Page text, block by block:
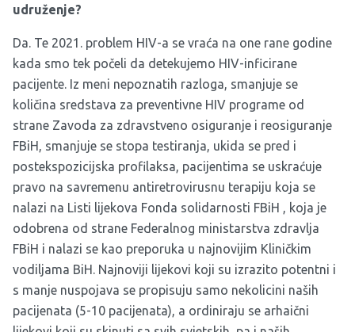
udruženje?
Da. Te 2021. problem HIV-a se vraća na one rane godine
kada smo tek počeli da detekujemo HIV-inficirane
pacijente. Iz meni nepoznatih razloga, smanjuje se
količina sredstava za preventivne HIV programe od
strane Zavoda za zdravstveno osiguranje i reosiguranje
FBiH, smanjuje se stopa testiranja, ukida se pred i
postekspozicijska profilaksa, pacijentima se uskraćuje
pravo na savremenu antiretrovirusnu terapiju koja se
nalazi na Listi lijekova Fonda solidarnosti FBiH , koja je
odobrena od strane Federalnog ministarstva zdravlja
FBiH i nalazi se kao preporuka u najnovijim Kliničkim
vodiljama BiH. Najnoviji lijekovi koji su izrazito potentni i
s manje nuspojava se propisuju samo nekolicini naših
pacijenata (5-10 pacijenata), a ordiniraju se arhaični